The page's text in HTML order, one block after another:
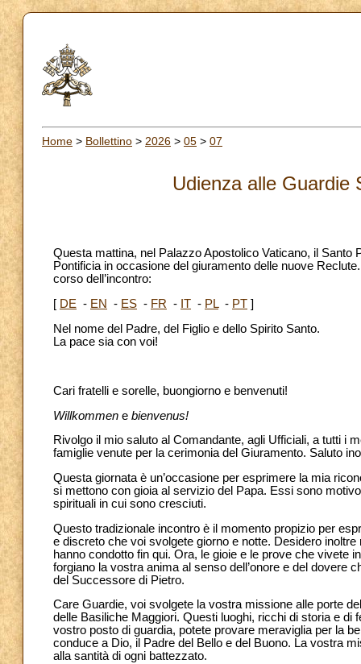
Home > Bollettino > 2026 > 05 > 07
Udienza alle Guardie
Questa mattina, nel Palazzo Apostolico Vaticano, il
Pontificia in occasione del giuramento delle nuove
corso dell’incontro:
[ DE - EN - ES - FR - IT - PL- PT ]
Nel nome del Padre, del Figlio e dello Spirito Santo.
La pace sia con voi!
Cari fratelli e sorelle, buongiorno e benvenuti!
Willkommen e bienvenus!
Rivolgo il mio saluto al Comandante, agli Ufficiali, a tutti i
famiglie venute per la cerimonia del Giuramento. Saluto
Questa giornata è un’occasione per esprimere la mia
si mettono con gioia al servizio del Papa. Essi sono
spirituali in cui sono cresciuti.
Questo tradizionale incontro è il momento propizio per
e discreto che voi svolgete giorno e notte. Desidero
hanno condotto fin qui. Ora, le gioie e le prove che
forgiano la vostra anima al senso dell’onore e del dovere
del Successore di Pietro.
Care Guardie, voi svolgete la vostra missione alle porte
delle Basiliche Maggiori. Questi luoghi, ricchi di storia e di
vostro posto di guardia, potete provare meraviglia per la
conduce a Dio, il Padre del Bello e del Buono. La vostra
alla santità di ogni battezzato.